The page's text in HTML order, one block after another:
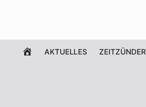
WILLKOMMEN
AKTUELLES ZEITZÜNDER